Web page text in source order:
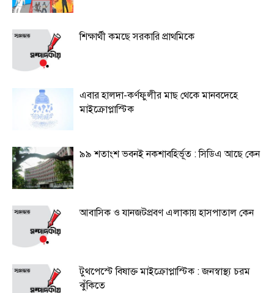
শিক্ষার্থী কমছে সরকারি প্রাথমিকে
এবার হালদা-কর্ণফুলীর মাছ থেকে মানবদেহে
মাইক্রোপ্লাস্টিক
৯৯ শতাংশ ভবনই নকশাবহির্ভূত : সিডিএ আছে কেন
আবাসিক ও যানজটপ্রবণ এলাকায় হাসপাতাল কেন
টুথপেস্টে বিষাক্ত মাইক্রোপ্লাস্টিক : জনস্বাস্থ্য চরম
ঝুঁকিতে